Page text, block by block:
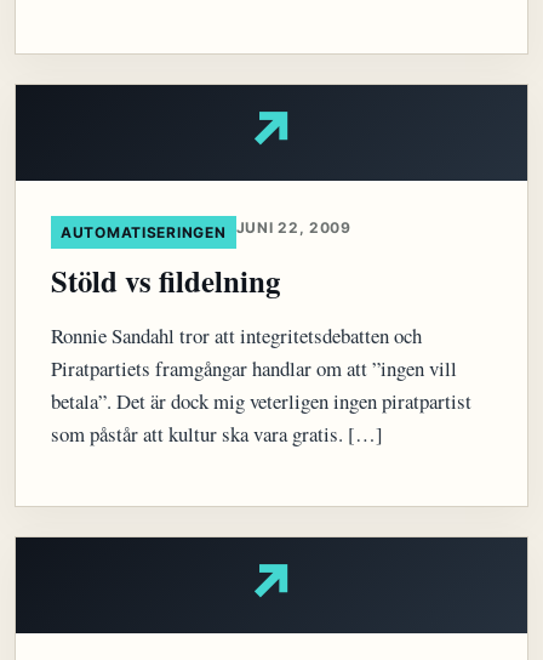
↗
AUTOMATISERINGEN JUNI 22, 2009
Stöld vs fildelning
Ronnie Sandahl tror att integritetsdebatten och
Piratpartiets framgångar handlar om att ”ingen vill
betala”. Det är dock mig veterligen ingen piratpartist
som påstår att kultur ska vara gratis. […]
↗